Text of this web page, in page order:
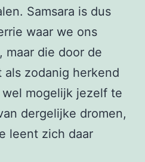
Samsara is dus
waar we ons
maar die door de
zodanig herkend
mogelijk jezelf te
dergelijke dromen,
leent zich daar